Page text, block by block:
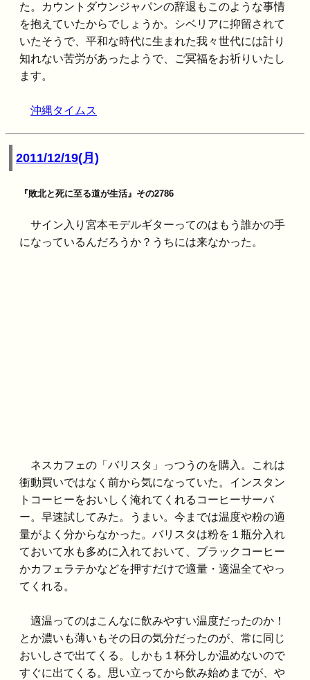
た。カウントダウンジャパンの辞退もこのような事情
を抱えていたからでしょうか。シベリアに抑留されて
いたそうで、平和な時代に生まれた我々世代には計り
知れない苦労があったようで、ご冥福をお祈りいたし
ます。
沖縄タイムス
2011/12/19(月)
『敗北と死に至る道が生活』その2786
サイン入り宮本モデルギターってのはもう誰かの手
になっているんだろうか？うちには来なかった。
ネスカフェの「バリスタ」っつうのを購入。これは
衝動買いではなく前から気になっていた。インスタン
トコーヒーをおいしく淹れてくれるコーヒーサーバ
ー。早速試してみた。うまい。今までは温度や粉の適
量がよく分からなかった。バリスタは粉を１瓶分入れ
ておいて水も多めに入れておいて、ブラックコーヒー
かカフェラテかなどを押すだけで適量・適温全てやっ
てくれる。
適温ってのはこんなに飲みやすい温度だったのか！
とか濃いも薄いもその日の気分だったのが、常に同じ
おいしさで出てくる。しかも１杯分しか温めないので
すぐに出てくる。思い立ってから飲み始めまでが、や